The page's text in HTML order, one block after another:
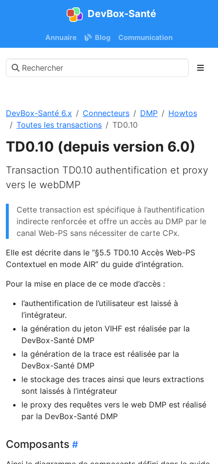
DevBox-Santé
Annuaire Blog Communication
DevBox-Santé 6.x Connecteurs DMP
Howtos
Toutes les transactions
TD0.10
TD0.10 (depuis version 6.0)
Transaction TD0.10 authentification et proxy
vers le webDMP
Cette transaction est spécifique à l’authentification
indirecte renforcée et offre un accès au DMP par le
canal Web-PS sans nécessiter de carte CPx.
Elle est décrite dans le “§5.5 TD0.10 Accès Web-PS
Contextuel en mode AIR” du guide d’intégration.
Pour la mise en place de ce mode d’accès :
l’authentification de l’utilisateur est laissé à
l’intégrateur.
la génération du jeton VIHF est réalisée par la
DevBox-Santé DMP
la génération de la trace est réalisée par la
DevBox-Santé DMP
le stockage des traces ainsi que leurs extractions
sont laissés à l’intégrateur
le proxy des requêtes vers le web DMP est réalisé
par la DevBox-Santé DMP
Composants